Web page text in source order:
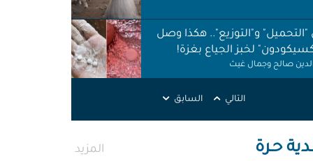
"التحميل" و"التوزيع".. هكذا وصل
لخبز الجياع بغزة!
الدين صالح وجمال غيث
نظافة في الظل.. لا حقوق ولا
غزة قنابل موقوتة.. خَرابٌ نَخَر
التالي السابق
حـرة المزيد